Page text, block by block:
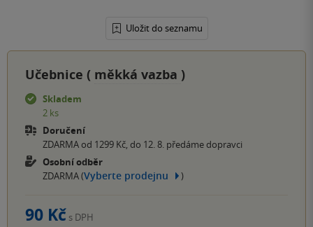
Uložit do seznamu
Učebnice ( měkká vazba )
Skladem
2 ks
Doručení
ZDARMA od 1299 Kč, do 12. 8. předáme dopravci
Osobní odběr
ZDARMA (Vyberte prodejnu )
90 Kč s DPH